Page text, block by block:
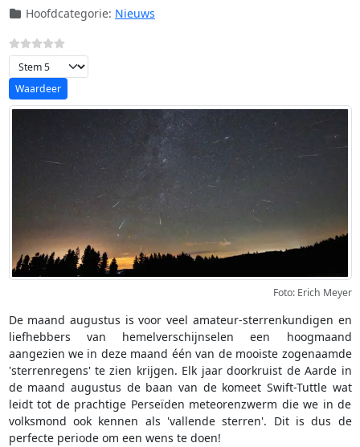
Hoofdcategorie: Nieuws
Voeg waardering toe
Foto: Erich Meyer
De maand augustus is voor veel amateur-sterrenkundigen en
liefhebbers van hemelverschijnselen een hoogmaand
aangezien we in deze maand één van de mooiste zogenaamde
'sterrenregens' te zien krijgen. Elk jaar doorkruist de Aarde in
de maand augustus de baan van de komeet Swift-Tuttle wat
leidt tot de prachtige Perseïden meteorenzwerm die we in de
volksmond ook kennen als 'vallende sterren'. Dit is dus de
perfecte periode om een wens te doen!